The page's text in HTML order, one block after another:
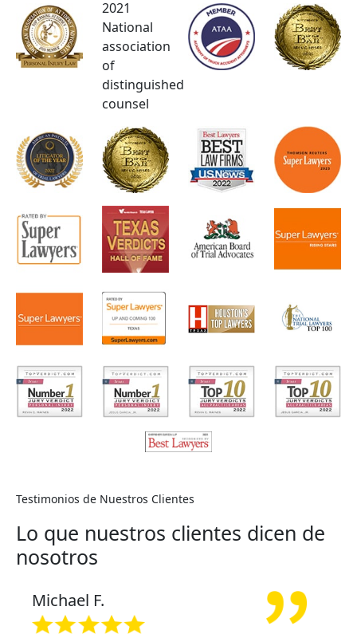
Testimonios de Nuestros Clientes
Lo que nuestros clientes dicen de
nosotros
Michael F.